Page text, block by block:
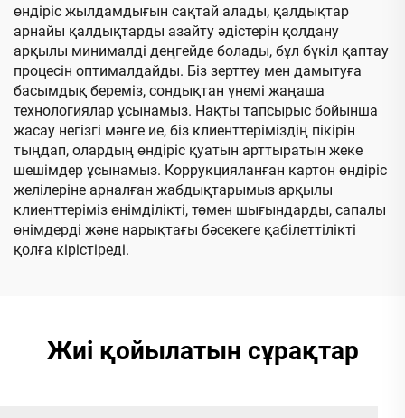
өндіріс жылдамдығын сақтай алады, қалдықтар
арнайы қалдықтарды азайту әдістерін қолдану
арқылы минималді деңгейде болады, бұл бүкіл қаптау
процесін оптималдайды. Біз зерттеу мен дамытуға
басымдық береміз, сондықтан үнемі жаңаша
технологиялар ұсынамыз. Нақты тапсырыс бойынша
жасау негізгі мәнге ие, біз клиенттеріміздің пікірін
тыңдап, олардың өндіріс қуатын арттыратын жеке
шешімдер ұсынамыз. Коррукцияланған картон өндіріс
желілеріне арналған жабдықтарымыз арқылы
клиенттеріміз өнімділікті, төмен шығындарды, сапалы
өнімдерді және нарықтағы бәсекеге қабілеттілікті
қолға кірістіреді.
Жиі қойылатын сұрақтар